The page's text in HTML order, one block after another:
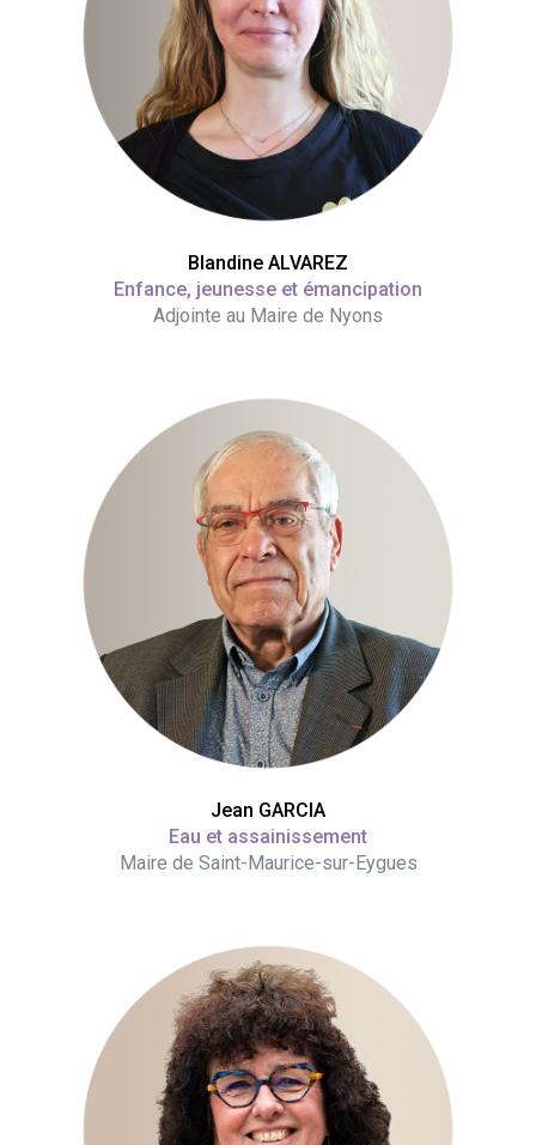
Blandine ALVAREZ
Enfance, jeunesse et émancipation
Adjointe au Maire de Nyons
Jean GARCIA
Eau et assainissement
Maire de Saint-Maurice-sur-Eygues